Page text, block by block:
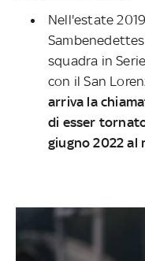
Nell'estate
squadra in
con il San
arriva la
di esser
giugno 2022 al